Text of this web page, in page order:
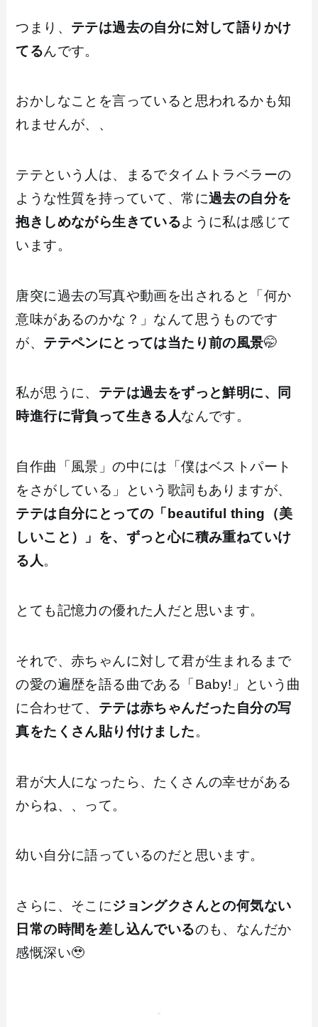
つまり、 テテは過去の自分に対して語りかけ
てるんです。
おかしなことを言っていると思われるかも知
れませんが、、
テテという人は、まるでタイムトラベラーの
ような性質を持っていて、常に過去の自分を
抱きしめながら生きているように私は感じて
います。
唐突に過去の写真や動画を出されると「何か
意味があるのかな？」なんて思うものです
が、 テテペンにとっては当たり前の風景🤭
私が思うに、 テテは過去をずっと鮮明に、同
時進行に背負って生きる人なんです。
自作曲「風景」の中には「僕はベストパート
をさがしている」という歌詞もありますが、
テテは自分にとっての「beautiful thing（美
しいこと）」を、ずっと心に積み重ねていけ
る人 。
とても記憶力の優れた人だと思います。
それで、赤ちゃんに対して君が生まれるまで
の愛の遍歴を語る曲である「Baby!」という曲
に合わせて、 テテは赤ちゃんだった自分の写
真をたくさん貼り付けました。
君が大人になったら、たくさんの幸せがある
からね、、って。
幼い自分に語っているのだと思います。
さらに、そこにジョングクさんとの何気ない
日常の時間を差し込んでいるのも、なんだか
感慨深い🥹